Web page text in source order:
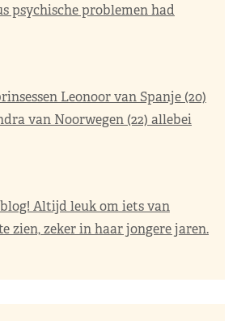
psychische problemen had
Leonoor van Spanje (20)
van Noorwegen (22) allebei
Altijd leuk om iets van
zien, zeker in haar jongere jaren.